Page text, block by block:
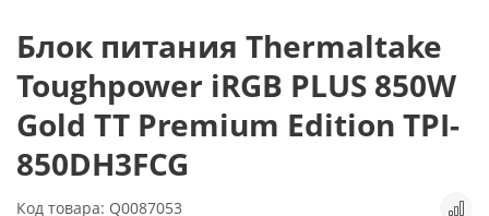
Блок питания Thermaltake
Toughpower iRGB PLUS 850W
Gold TT Premium Edition TPI-
850DH3FCG
Код товара: Q0087053